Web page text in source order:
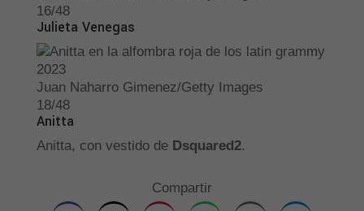
16/48
Julieta Venegas
Juan Naharro Gimenez/Getty Images
18/48
Anitta
Anitta, con vestido de Dsquared2.
Compartir